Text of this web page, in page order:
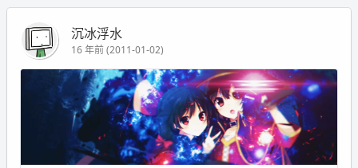
沉冰浮水
16 年前 (2011-01-02)